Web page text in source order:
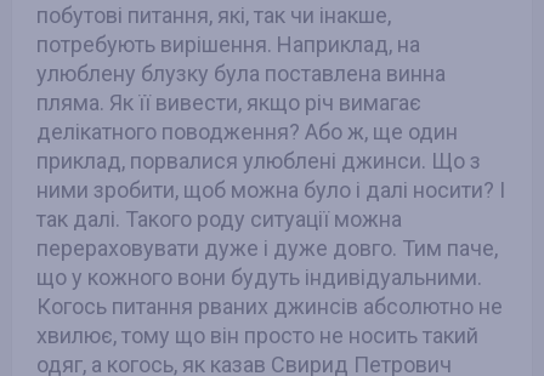
побутові питання, які, так чи інакше,
потребують вирішення. Наприклад, на
улюблену блузку була поставлена винна
пляма. Як її вивести, якщо річ вимагає
делікатного поводження? Або ж, ще один
приклад, порвалися улюблені джинси. Що з
ними зробити, щоб можна було і далі носити? І
так далі. Такого роду ситуації можна
перераховувати дуже і дуже довго. Тим паче,
що у кожного вони будуть індивідуальними.
Когось питання рваних джинсів абсолютно не
хвилює, тому що він просто не носить такий
одяг, а когось, як казав Свирид Петрович